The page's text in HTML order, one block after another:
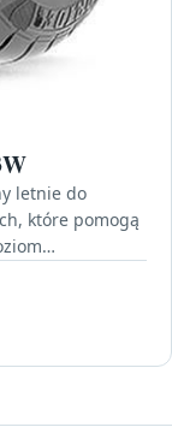
letnie do
które pomogą